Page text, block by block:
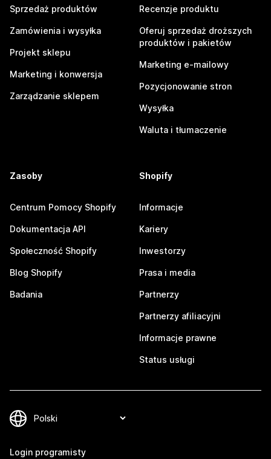
Sprzedaż produktów
Zamówienia i wysyłka
Projekt sklepu
Marketing i konwersja
Zarządzanie sklepem
Recenzje produktu
Oferuj sprzedaż droższych
produktów i pakietów
Marketing e-mailowy
Pozycjonowanie stron
Wysyłka
Waluta i tłumaczenie
Zasoby
Centrum Pomocy Shopify
Dokumentacja API
Społeczność Shopify
Blog Shopify
Badania
Shopify
Informacje
Kariery
Inwestorzy
Prasa i media
Partnerzy
Partnerzy afiliacyjni
Informacje prawne
Status usługi
Login programisty